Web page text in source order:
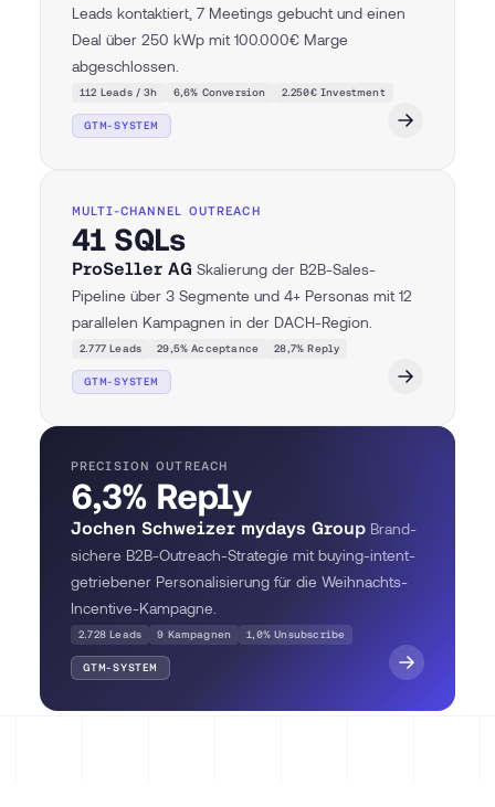
Leads kontaktiert, 7 Meetings gebucht und einen
Deal über 250 kWp mit 100.000€ Marge
abgeschlossen.
112 Leads / 3h 6,6% Conversion 2.250€ Investment
GTM-SYSTEM
MULTI-CHANNEL OUTREACH
41 SQLs
ProSeller AG Skalierung der B2B-Sales-
Pipeline über 3 Segmente und 4+ Personas mit 12
parallelen Kampagnen in der DACH-Region.
2.777 Leads 29,5% Acceptance 28,7% Reply
GTM-SYSTEM
PRECISION OUTREACH
6,3% Reply
Jochen Schweizer mydays Group Brand-
sichere B2B-Outreach-Strategie mit buying-intent-
getriebener Personalisierung für die Weihnachts-
Incentive-Kampagne.
2.728 Leads 9 Kampagnen 1,0% Unsubscribe
GTM-SYSTEM